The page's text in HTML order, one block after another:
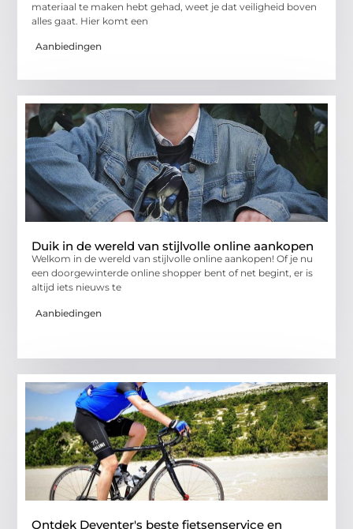
materiaal te maken hebt gehad, weet je dat veiligheid boven
alles gaat. Hier komt een
Aanbiedingen
Duik in de wereld van stijlvolle online aankopen
Welkom in de wereld van stijlvolle online aankopen! Of je nu
een doorgewinterde online shopper bent of net begint, er is
altijd iets nieuws te
Aanbiedingen
Ontdek Deventer's beste fietsenservice en